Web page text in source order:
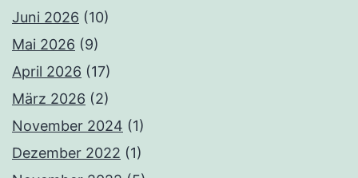
Juni 2026 (10)
Mai 2026 (9)
April 2026 (17)
März 2026 (2)
November 2024 (1)
Dezember 2022 (1)